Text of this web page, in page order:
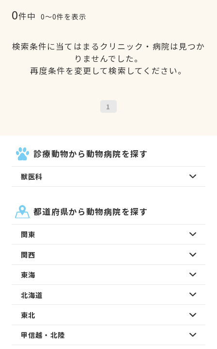
0件中 0〜0件を表示
検索条件に当てはまるクリニック・病院は見つか
りませんでした。
再度条件を変更して検索してください。
1
診療動物から動物病院を探す
獣医科
都道府県から動物病院を探す
関東
関西
東海
北海道
東北
甲信越・北陸